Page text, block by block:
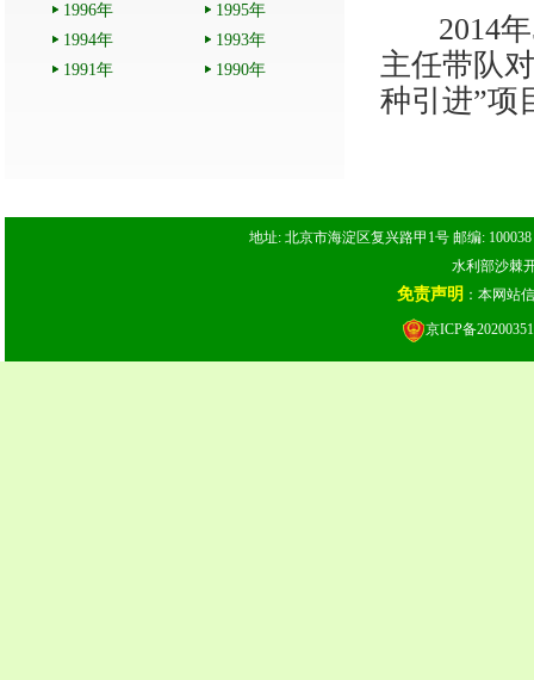
1996年
1995年
1994年
1993年
1991年
1990年
2014年
主任带队
种引进”项
地址: 北京市海淀区复兴路甲1号 邮编:
水利部沙棘
免责声明 ：本网站
京ICP备